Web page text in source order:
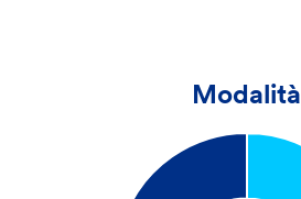
Modalità